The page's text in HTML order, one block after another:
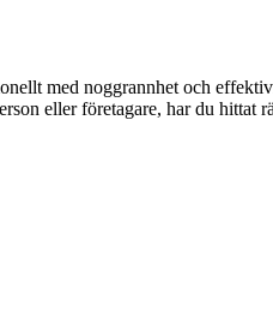
med noggrannhet och
eller företagare, har du hittat